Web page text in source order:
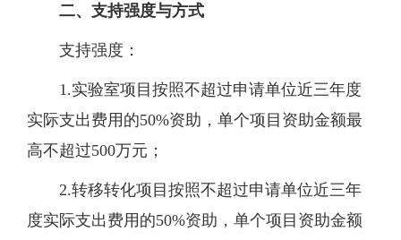
二、 支持强度与方式
支持强度：
1.实验室项目按照不超过申请单位近三年度
实际支出费用的50%资助，单个项目资助金额最
高不超过500万元；
2.转移转化项目按照不超过申请单位近三年
度实际支出费用的50%资助，单个项目资助金额